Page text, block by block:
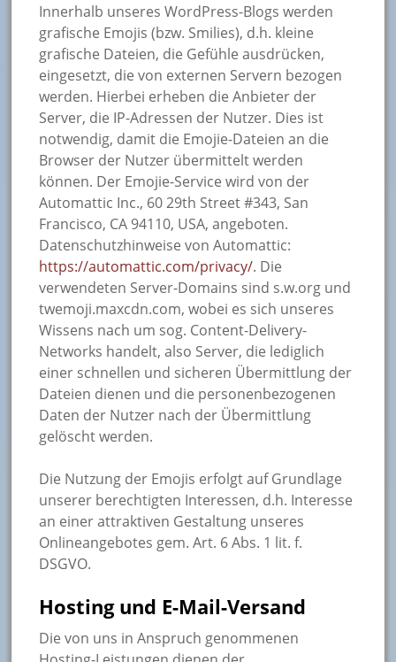
Innerhalb unseres WordPress-Blogs werden
grafische Emojis (bzw. Smilies), d.h. kleine
grafische Dateien, die Gefühle ausdrücken,
eingesetzt, die von externen Servern bezogen
werden. Hierbei erheben die Anbieter der
Server, die IP-Adressen der Nutzer. Dies ist
notwendig, damit die Emojie-Dateien an die
Browser der Nutzer übermittelt werden
können. Der Emojie-Service wird von der
Automattic Inc., 60 29th Street #343, San
Francisco, CA 94110, USA, angeboten.
Datenschutzhinweise von Automattic:
https://automattic.com/privacy/. Die
verwendeten Server-Domains sind s.w.org und
twemoji.maxcdn.com, wobei es sich unseres
Wissens nach um sog. Content-Delivery-
Networks handelt, also Server, die lediglich
einer schnellen und sicheren Übermittlung der
Dateien dienen und die personenbezogenen
Daten der Nutzer nach der Übermittlung
gelöscht werden.
Die Nutzung der Emojis erfolgt auf Grundlage
unserer berechtigten Interessen, d.h. Interesse
an einer attraktiven Gestaltung unseres
Onlineangebotes gem. Art. 6 Abs. 1 lit. f.
DSGVO.
Hosting und E-Mail-Versand
Die von uns in Anspruch genommenen